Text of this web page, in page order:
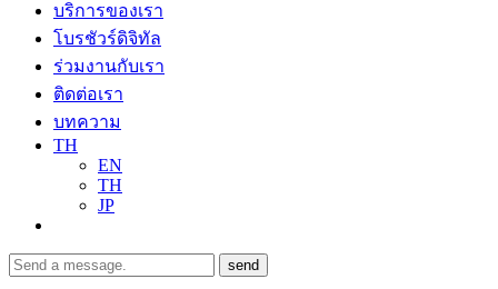
บริการของเรา
โบรชัวร์ดิจิทัล
ร่วมงานกับเรา
ติดต่อเรา
บทความ
TH
EN
TH
JP
send